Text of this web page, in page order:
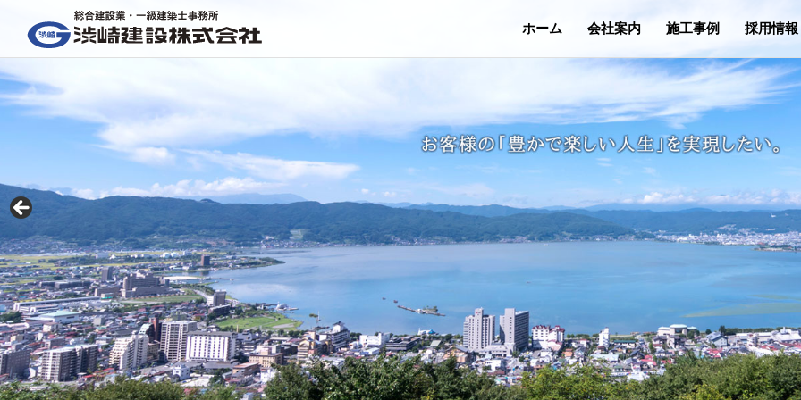
ホーム 会社案内
社員紹介
施工事例
渋崎の家（高品位住宅）
リフォーム 注文住宅 土木事業
採用情報